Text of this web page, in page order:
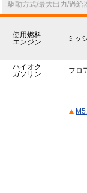
駆動方式/最大出力/過給
使用燃料
エンジン
ミッ
ハイオク
ガソリン
フロ